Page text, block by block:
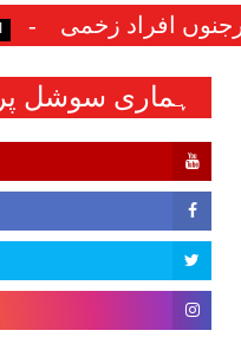
اہم خبریں پاکستان اور
ہماری سوشل